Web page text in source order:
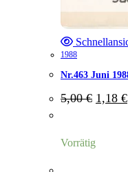
1988
Nr.463 Juni
5,00€
Preis
1,18 €
Vorrätig